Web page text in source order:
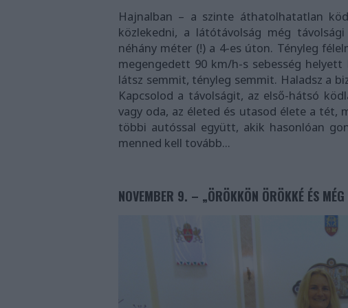
Hajnalban – a szinte áthatolhatatlan
közlekedni, a látótávolság még
néhány méter (!) a 4-es úton. Tényleg
megengedett 90 km/h-s sebesség
látsz semmit, tényleg semmit. Haladsz a
Kapcsolod a távolságit, az első-hátsó
vagy oda, az életed és utasod élete a tét,
többi autóssal együtt, akik hasonlóan
menned kell tovább...
NOVEMBER 9. – „ÖRÖKKÖN ÖRÖKKÉ ÉS